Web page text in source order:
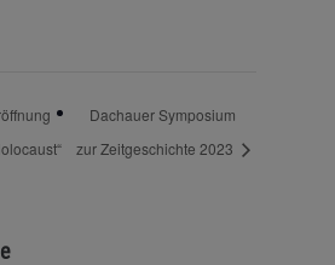
Dachauer Symposium
zur Zeitgeschichte 2023